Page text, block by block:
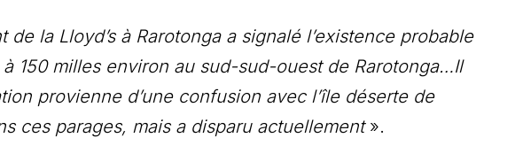
de la Lloyd’s à Rarotonga a signalé l’existence probable
150 milles environ au sud-sud-ouest de Rarotonga…Il
provienne d’une confusion avec l’île déserte de
ces parages, mais a disparu actuellement».